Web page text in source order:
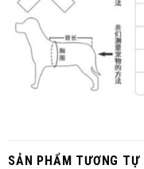
SẢN PHẨM TƯƠNG TỰ